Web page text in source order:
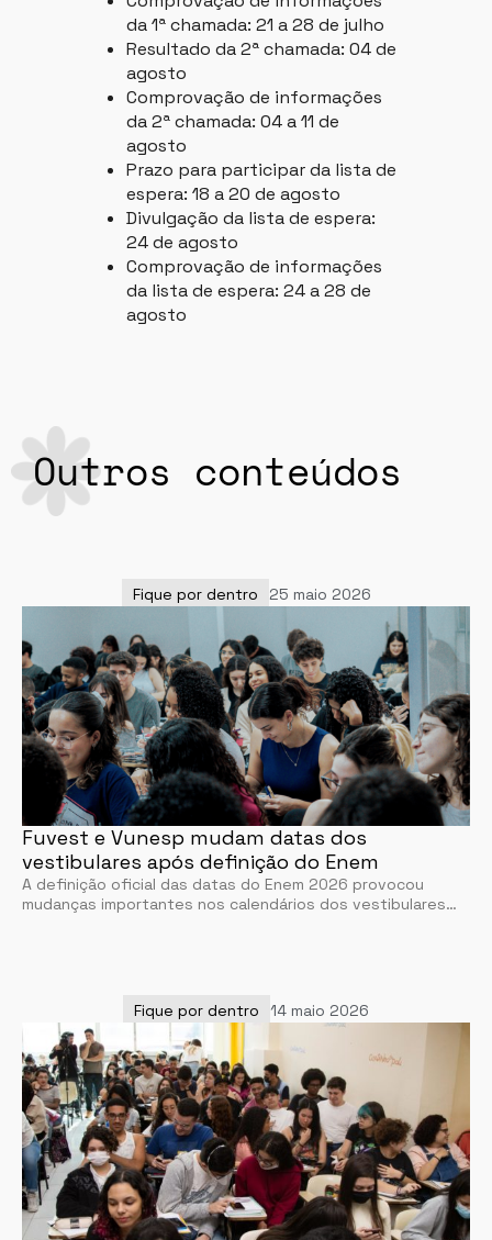
da 1ª chamada: 21 a 28 de julho
Resultado da 2ª chamada: 04 de
agosto
Comprovação de informações
da 2ª chamada: 04 a 11 de
agosto
Prazo para participar da lista de
espera: 18 a 20 de agosto
Divulgação da lista de espera:
24 de agosto
Comprovação de informações
da lista de espera: 24 a 28 de
agosto
Outros conteúdos
Fique por dentro 25 maio 2026
Fuvest e Vunesp mudam datas dos
vestibulares após definição do Enem
A definição oficial das datas do Enem 2026 provocou
mudanças importantes nos calendários dos vestibulares…
Fique por dentro 14 maio 2026